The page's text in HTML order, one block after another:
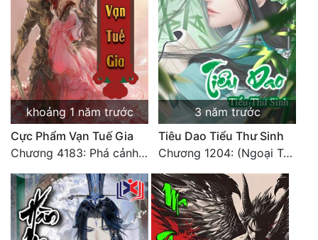
Triều Đấu
Trùng Sinh
Trọng Sinh
Tu Chân
Tu Tiên
Tội Phạm
Vô Địch
Võ Hiệp
khoảng 1 năm trước
Cực Phẩm Vạn Tuế Gia
Chương 4183: Phá cảnh Chí Đạo cảnh hậu kỳ
3 năm trước
Tiêu Dao Tiểu Thư Sinh
Chương 1204: (Ngoại Truyện) Triệu Cơ